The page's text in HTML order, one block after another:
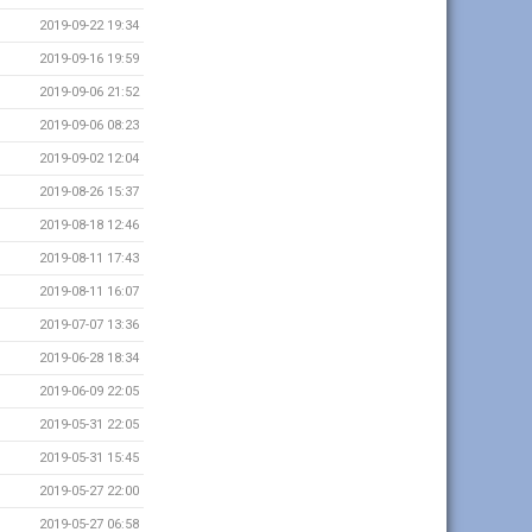
2019-09-22 19:34
2019-09-16 19:59
2019-09-06 21:52
2019-09-06 08:23
2019-09-02 12:04
2019-08-26 15:37
2019-08-18 12:46
2019-08-11 17:43
2019-08-11 16:07
2019-07-07 13:36
2019-06-28 18:34
2019-06-09 22:05
2019-05-31 22:05
2019-05-31 15:45
2019-05-27 22:00
2019-05-27 06:58